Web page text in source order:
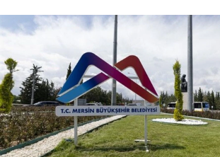
Eğitim
Sağlık
Kadın